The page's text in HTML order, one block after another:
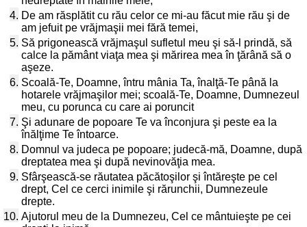
4. De am răsplătit cu rău celor ce mi-au făcut mie rău şi de
am jefuit pe vrăjmaşii mei fără temei,
5. Să prigonească vrăjmaşul sufletul meu şi să-l prindă, să
calce la pământ viaţa mea şi mărirea mea în ţărână să o
aşeze.
6. Scoală-Te, Doamne, întru mânia Ta, înalţă-Te până la
hotarele vrăjmaşilor mei; scoală-Te, Doamne, Dumnezeul
meu, cu porunca cu care ai poruncit
7. Şi adunare de popoare Te va înconjura şi peste ea la
înălţime Te întoarce.
8. Domnul va judeca pe popoare; judecă-mă, Doamne, după
dreptatea mea şi după nevinovăţia mea.
9. Sfârşească-se răutatea păcătoşilor şi întăreşte pe cel
drept, Cel ce cerci inimile şi rărunchii, Dumnezeule
drepte.
10. Ajutorul meu de la Dumnezeu, Cel ce mântuieşte pe cei